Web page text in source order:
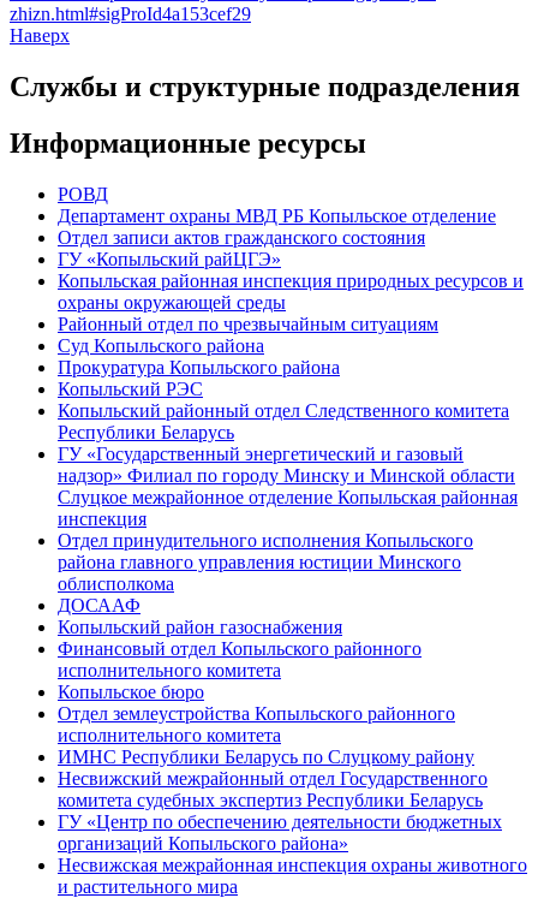
zhizn.html#sigProId4a153cef29
Наверх
Службы и структурные подразделения
Информационные ресурсы
РОВД
Департамент охраны МВД РБ Копыльское отделение
Отдел записи актов гражданского состояния
ГУ «Копыльский райЦГЭ»
Копыльская районная инспекция природных ресурсов и
охраны окружающей среды
Районный отдел по чрезвычайным ситуациям
Суд Копыльского района
Прокуратура Копыльского района
Копыльский РЭС
Копыльский районный отдел Следственного комитета
Республики Беларусь
ГУ «Государственный энергетический и газовый
надзор» Филиал по городу Минску и Минской области
Слуцкое межрайонное отделение Копыльская районная
инспекция
Отдел принудительного исполнения Копыльского
района главного управления юстиции Минского
облисполкома
ДОСААФ
Копыльский район газоснабжения
Финансовый отдел Копыльского районного
исполнительного комитета
Копыльское бюро
Отдел землеустройства Копыльского районного
исполнительного комитета
ИМНС Республики Беларусь по Слуцкому району
Несвижский межрайонный отдел Государственного
комитета судебных экспертиз Республики Беларусь
ГУ «Центр по обеспечению деятельности бюджетных
организаций Копыльского района»
Несвижская межрайонная инспекция охраны животного
и растительного мира